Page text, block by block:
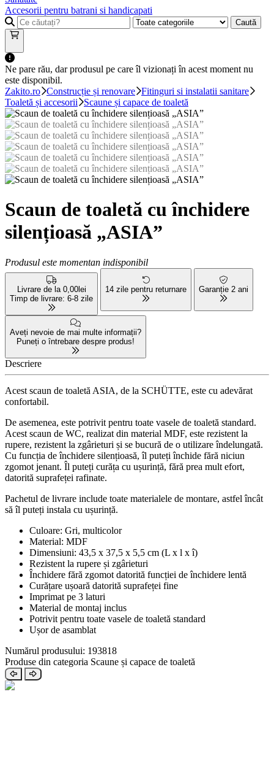
Accesorii pentru batrani si handicapati
Caută
Ne pare rău, dar produsul pe care îl vizionați în acest moment nu
este disponibil.
Zakito.ro Construcție și renovare Fitinguri si instalatii sanitare
Toaletă și accesorii
Scaune și capace de toaletă
Scaun de toaletă cu închidere
silențioasă „ASIA”
Produsul este momentan indisponibil
Livrare de la 0,00lei
Timp de livrare: 6-8 zile
14 zile pentru returnare Garanție 2 ani
Aveți nevoie de mai multe informații?
Puneți o întrebare despre produs!
Descriere
Acest scaun de toaletă ASIA, de la SCHÜTTE, este cu adevărat
confortabil.
De asemenea, este potrivit pentru toate vasele de toaletă standard.
Acest scaun de WC, realizat din material MDF, este rezistent la
rupere, rezistent la zgârieturi și se bucură de o utilizare îndelungată.
Cu funcția de închidere silențioasă, îl puteți închide fără niciun
zgomot jenant. Îl puteți curăța cu ușurință, fără prea mult efort,
datorită suprafeței rafinate.
Pachetul de livrare include toate materialele de montare, astfel încât
să îl puteți instala cu ușurință.
Culoare: Gri, multicolor
Material: MDF
Dimensiuni: 43,5 x 37,5 x 5,5 cm (L x l x î)
Rezistent la rupere și zgârieturi
Închidere fără zgomot datorită funcției de închidere lentă
Curățare ușoară datorită suprafeței fine
Imprimat pe 3 laturi
Material de montaj inclus
Potrivit pentru toate vasele de toaletă standard
Ușor de asamblat
Numărul produsului: 193818
Produse din categoria Scaune și capace de toaletă